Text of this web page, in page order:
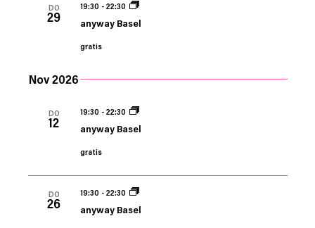
DO
29
19:30 - 22:30
anyway Basel
gratis
Nov 2026
DO
12
19:30 - 22:30
anyway Basel
gratis
DO
26
19:30 - 22:30
anyway Basel